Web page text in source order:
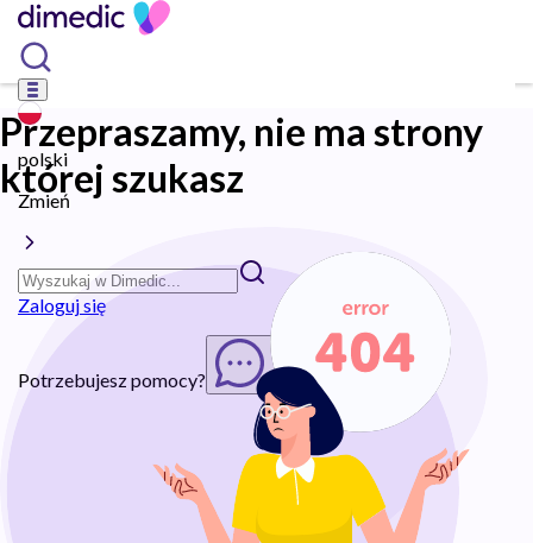
polski
Zmień
Zaloguj się
Potrzebujesz pomocy? Rozpocznij chat
Przepraszamy, nie ma strony
której szukasz